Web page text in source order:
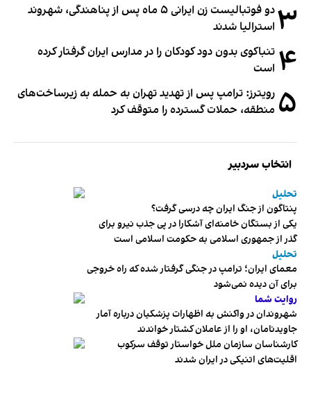
۳
دو فوتبالیست زن ایرانی ۵ ماه پس از پناهندگی، شهروند
استرالیا شدند
۴ تنباکوی بدون دود کودکان را در مدارس ایران گرفتار کرده
است
۵ رویترز: ترامپ پس از تهدید تهران به حمله به زیرساخت‌های
منطقه، حملات گسترده را متوقف کرد
انتخاب سردبیر
تحلیل
پنتاگون از جنگ ایران چه درسی گرفت؟
یکی از بستگان خامنه‌ای آشکارا در پی جذب نیرو برای
گذر از جمهوری اسلامی به حکومت اسلامی است
تحلیل
معمای ایران؛ ترامپ در جنگی گرفتار شده که راه خروجی
برای آن دیده نمی‌شود
روایت شما
شهروندان در واکنش به اظهارات پزشکیان درباره آمار
جاویدنامان، او را از عاملان کشتار خواندند
کارشناسان سازمان ملل خواستار توقف سرکوب
اقلیت‌های اتنیکی در ایران شدند